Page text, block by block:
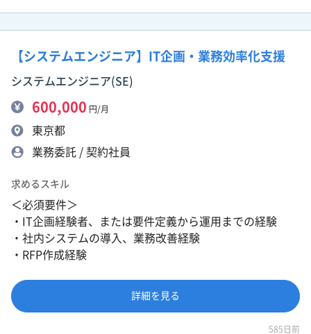
【システムエンジニア】IT企画・業務効率化支援
システムエンジニア(SE)
600,000 円/月
東京都
業務委託 / 契約社員
求めるスキル
＜必須要件＞
・IT企画経験者、または要件定義から運用までの経験
・社内システムの導入、業務改善経験
・RFP作成経験
詳細を見る
585日前